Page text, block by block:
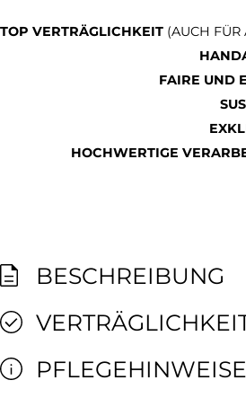
TOP VERTRÄGLICHKEIT (AUCH FÜR
FAIRE UND
HOCHWERTIGE
BESCHREIBUNG
PFLEGEHINWEISE